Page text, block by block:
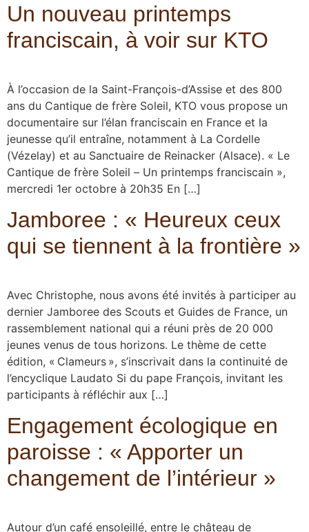
Un nouveau printemps
franciscain, à voir sur KTO
À l’occasion de la Saint-François-d’Assise et des 800
ans du Cantique de frère Soleil, KTO vous propose un
documentaire sur l’élan franciscain en France et la
jeunesse qu’il entraîne, notamment à La Cordelle
(Vézelay) et au Sanctuaire de Reinacker (Alsace). « Le
Cantique de frère Soleil – Un printemps franciscain »,
mercredi 1er octobre à 20h35 En […]
Jamboree : « Heureux ceux
qui se tiennent à la frontière »
Avec Christophe, nous avons été invités à participer au
dernier Jamboree des Scouts et Guides de France, un
rassemblement national qui a réuni près de 20 000
jeunes venus de tous horizons. Le thème de cette
édition, « Clameurs », s’inscrivait dans la continuité de
l’encyclique Laudato Si du pape François, invitant les
participants à réfléchir aux […]
Engagement écologique en
paroisse : « Apporter un
changement de l’intérieur »
Autour d’un café ensoleillé, entre le château de